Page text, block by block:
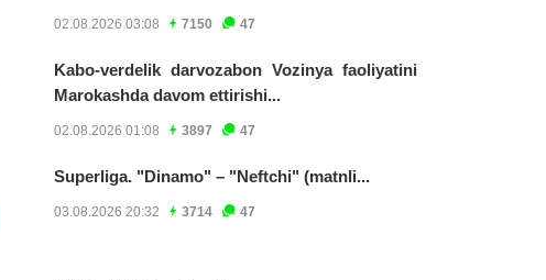
02.08.2026 03:08 7150 47
Kabo-verdelik darvozabon Vozinya faoliyatini
Marokashda davom ettirishi...
02.08.2026 01:08 3897 47
Superliga. "Dinamo" – "Neftchi" (matnli...
03.08.2026 20:32 3714 47